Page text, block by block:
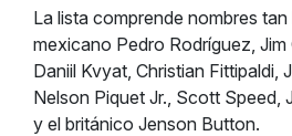
La lista comprende nombres
mexicano Pedro Rodríguez, Jim
Daniil Kvyat, Christian Fittipaldi,
Nelson Piquet Jr., Scott Speed,
y el británico Jenson Button.